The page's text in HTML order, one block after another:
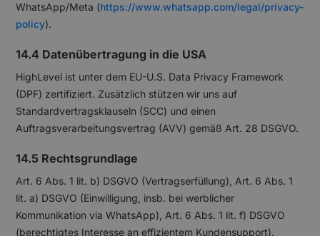
WhatsApp/Meta (https://www.whatsapp.com/legal/privacy-
policy).
14.4 Datenübertragung in die USA
HighLevel ist unter dem EU-U.S. Data Privacy Framework
(DPF) zertifiziert. Zusätzlich stützen wir uns auf
Standardvertragsklauseln (SCC) und einen
Auftragsverarbeitungsvertrag (AVV) gemäß Art. 28 DSGVO.
14.5 Rechtsgrundlage
Art. 6 Abs. 1 lit. b) DSGVO (Vertragserfüllung), Art. 6 Abs. 1
lit. a) DSGVO (Einwilligung, insb. bei werblicher
Kommunikation via WhatsApp), Art. 6 Abs. 1 lit. f) DSGVO
(berechtigtes Interesse an effizientem Kundensupport).